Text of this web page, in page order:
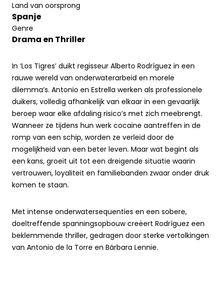
Land van oorsprong
Spanje
Genre
Drama en Thriller
In ‘Los Tigres’ duikt regisseur Alberto Rodríguez in een
rauwe wereld van onderwaterarbeid en morele
dilemma’s. Antonio en Estrella werken als professionele
duikers, volledig afhankelijk van elkaar in een gevaarlijk
beroep waar elke afdaling risico’s met zich meebrengt.
Wanneer ze tijdens hun werk cocaïne aantreffen in de
romp van een schip, worden ze verleid door de
mogelijkheid van een beter leven. Maar wat begint als
een kans, groeit uit tot een dreigende situatie waarin
vertrouwen, loyaliteit en familiebanden zwaar onder druk
komen te staan.
Met intense onderwatersequenties en een sobere,
doeltreffende spanningsopbouw creëert Rodríguez een
beklemmende thriller, gedragen door sterke vertolkingen
van Antonio de la Torre en Bárbara Lennie.